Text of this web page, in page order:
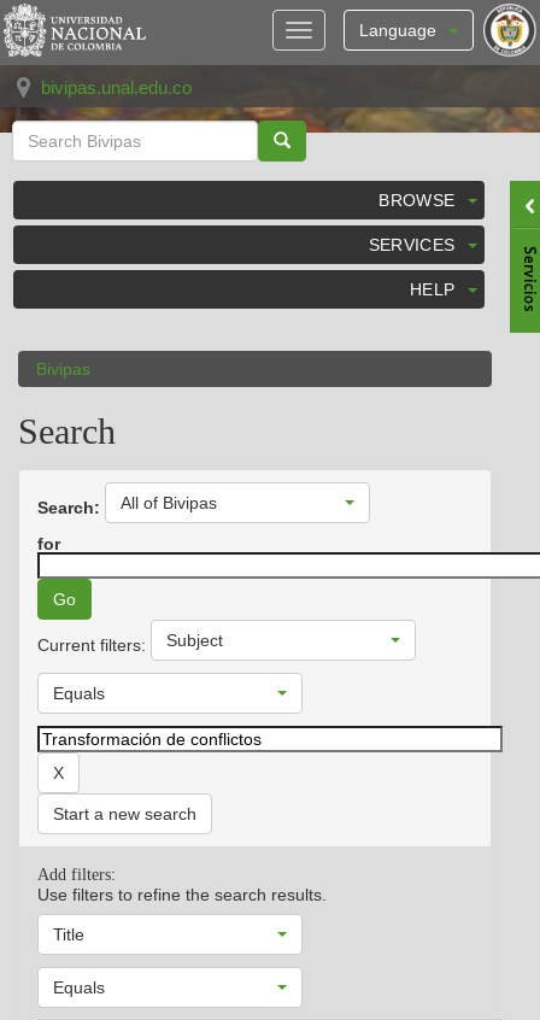
Skip
navigation
Language
bivipas.unal.edu.co
BROWSE
SERVICES
HELP
Bivipas
Search
Search: All of Bivipas
for
Current filters: Subject
Equals
Start a new search
Add filters:
Use filters to refine the search results.
Title
Equals